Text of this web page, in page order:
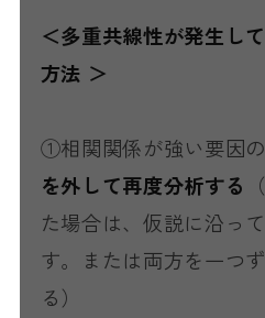
＜多重共線性が発生し
方法 ＞
①相関関係が強い要因の
を外して再度分析する
た場合は、仮説に沿っ
す。または両方を一つ
る）